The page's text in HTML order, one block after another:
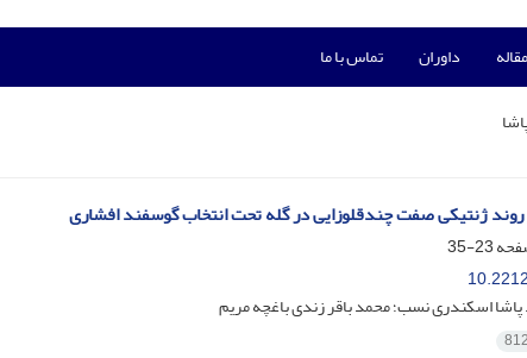
داوران تماس با ما
ژنتیکی صفت چندقلوزایی در گله تحت انتخاب گوسفند افشاری
23-35
پاشا اسکندری نسب؛ محمد باقر زندی باغچه مریم